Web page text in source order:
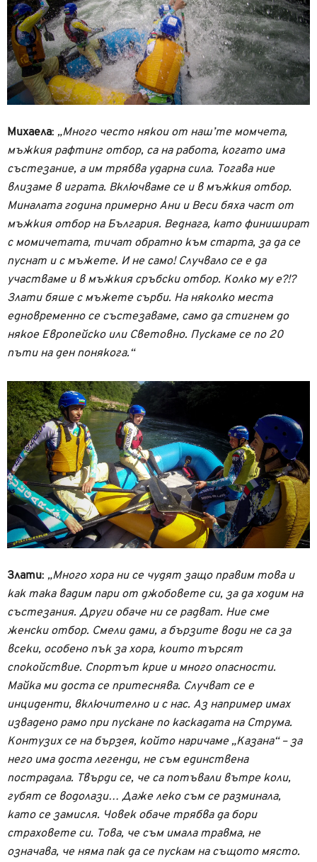
Михаела: „Много често някои от наш’те момчета,
мъжкия рафтинг отбор, са на работа, когато има
състезание, а им трябва ударна сила. Тогава ние
влизаме в играта. Включваме се и в мъжкия отбор.
Миналата година примерно Ани и Веси бяха част от
мъжкия отбор на България. Веднага, като финишират
с момичетата, тичат обратно към старта, за да се
пуснат и с мъжете. И не само! Случвало се е да
участваме и в мъжкия сръбски отбор. Колко му е?!?
Злати бяше с мъжете сърби. На няколко места
едновременно се състезаваме, само да стигнем до
някое Европейско или Световно. Пускаме се по 20
пъти на ден понякога.“
Злати: „Много хора ни се чудят защо правим това и
как така вадим пари от джобовете си, за да ходим на
състезания. Други обаче ни се радват. Ние сме
женски отбор. Смели дами, а бързите води не са за
всеки, особено пък за хора, които търсят
спокойствие. Спортът крие и много опасности.
Майка ми доста се притеснява. Случват се е
инциденти, включително и с нас. Аз например имах
извадено рамо при пускане по каскадата на Струма.
Контузих се на бързея, който наричаме „Казана“ – за
него има доста легенди, не съм единствена
пострадала. Твърди се, че са потъвали вътре коли,
губят се водолази… Даже леко съм се разминала,
като се замисля. Човек обаче трябва да бори
страховете си. Това, че съм имала травма, не
означава, че няма пак да се пускам на същото място.